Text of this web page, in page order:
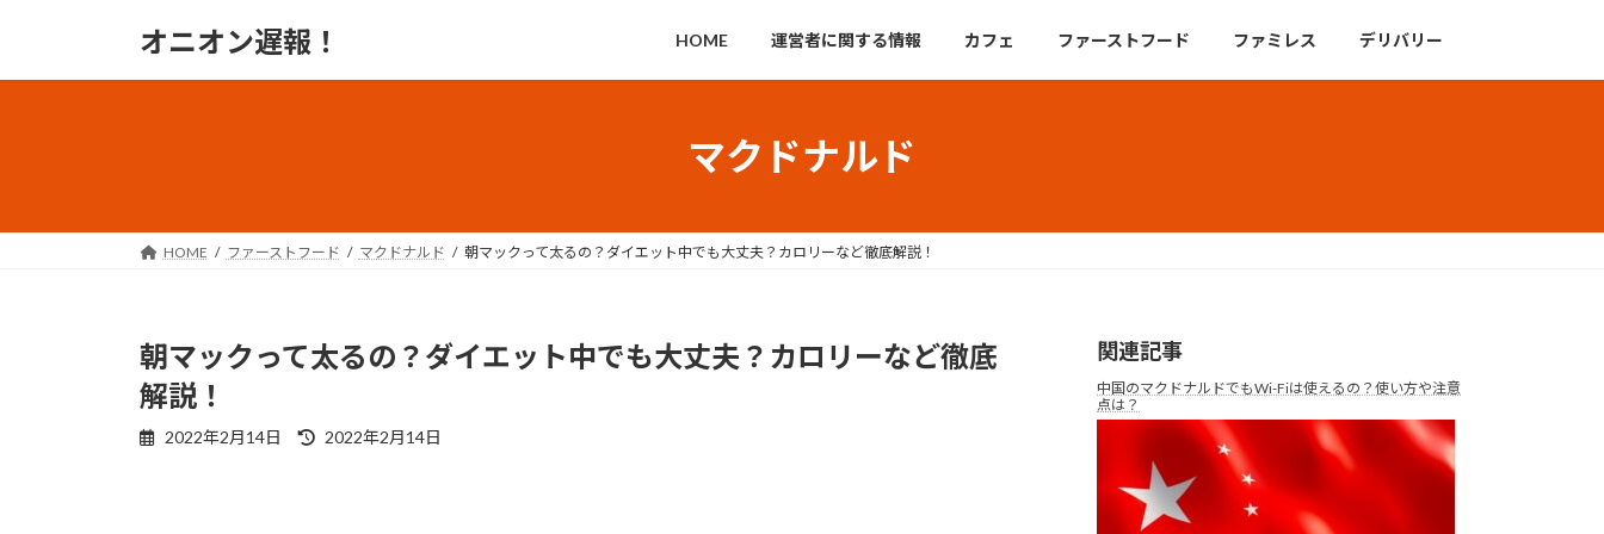
オニオン遅報！ HOME 運営者に関する情報 カフェ ファーストフード ファミレス デリバリー
マクドナルド
HOME ファーストフード マクドナルド 朝マックって太るの？ダイエット中でも大丈夫？カロリーなど徹底解説！
朝マックって太るの？ダイエット中でも大丈夫？カロリーなど徹底
解説！
2022年2月14日
最
2022年2月14日
関連記事
中国のマクドナルドでもWi-Fiは使えるの？使い方や注意
点は？